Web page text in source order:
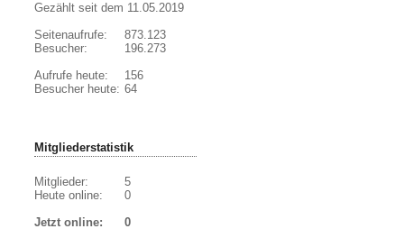
Gezählt seit dem 11.05.2019
Seitenaufrufe:
Besucher:
Aufrufe heute:
Besucher heute:
873.123
196.273
156
64
Mitgliederstatistik
Mitglieder:
Heute online:
5
0
Jetzt online:
0